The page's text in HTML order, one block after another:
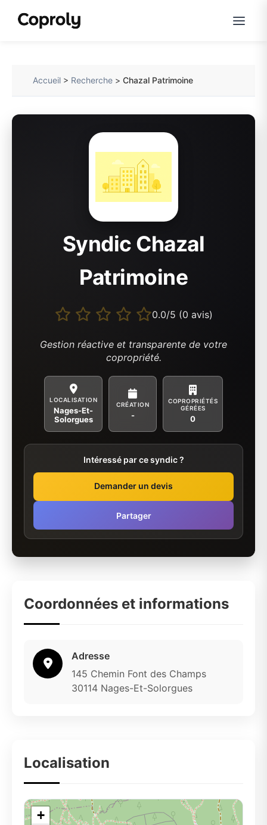
Accueil > Recherche >Chazal Patrimoine
Syndic Chazal
Patrimoine
0.0/5 (0 avis)
Gestion réactive et transparente de votre
copropriété.
LOCALISATION
Nages-Et-
Solorgues
CRÉATION
-
COPROPRIÉTÉS
GÉRÉES
0
Intéressé par ce syndic ?
Demander un devis
Partager
Coordonnées et informations
Adresse
145 Chemin Font des Champs
30114 Nages-Et-Solorgues
Localisation
+